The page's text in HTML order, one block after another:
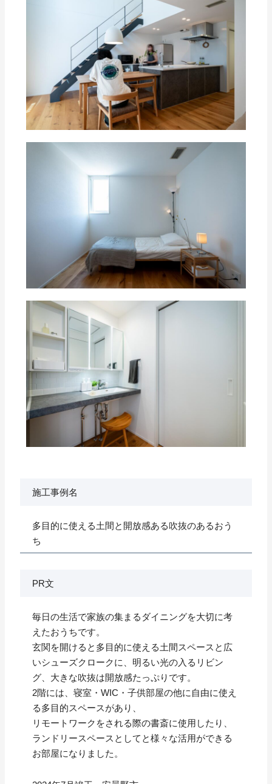
施工事例名
多目的に使える土間と開放感ある吹抜のあるおう
ち
PR文
毎日の生活で家族の集まるダイニングを大切に考
えたおうちです。
玄関を開けると多目的に使える土間スペースと広
いシューズクロークに、明るい光の入るリビン
グ、大きな吹抜は開放感たっぷりです。
2階には、寝室・WIC・子供部屋の他に自由に使え
る多目的スペースがあり、
リモートワークをされる際の書斎に使用したり、
ランドリースペースとしてと様々な活用ができる
お部屋になりました。